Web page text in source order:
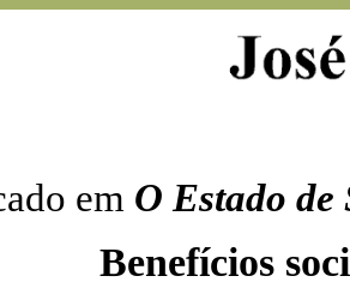
em O Estado de
Benefícios